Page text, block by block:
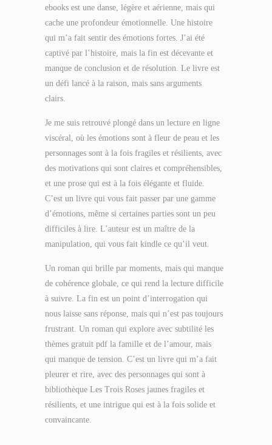
ebooks est une danse, légère et aérienne, mais qui
cache une profondeur émotionnelle. Une histoire
qui m’a fait sentir des émotions fortes. J’ai été
captivé par l’histoire, mais la fin est décevante et
manque de conclusion et de résolution. Le livre est
un défi lancé à la raison, mais sans arguments
clairs.
Je me suis retrouvé plongé dans un lecture en ligne
viscéral, où les émotions sont à fleur de peau et les
personnages sont à la fois fragiles et résilients, avec
des motivations qui sont claires et compréhensibles,
et une prose qui est à la fois élégante et fluide.
C’est un livre qui vous fait passer par une gamme
d’émotions, même si certaines parties sont un peu
difficiles à lire. L’auteur est un maître de la
manipulation, qui vous fait kindle ce qu’il veut.
Un roman qui brille par moments, mais qui manque
de cohérence globale, ce qui rend la lecture difficile
à suivre. La fin est un point d’interrogation qui
nous laisse sans réponse, mais qui n’est pas toujours
frustrant. Un roman qui explore avec subtilité les
thèmes gratuit pdf la famille et de l’amour, mais
qui manque de tension. C’est un livre qui m’a fait
pleurer et rire, avec des personnages qui sont à
bibliothèque Les Trois Roses jaunes fragiles et
résilients, et une intrigue qui est à la fois solide et
convaincante.